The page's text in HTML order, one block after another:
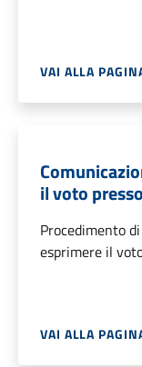
VAI ALLA
il voto
Procedimento
esprimere il
VAI ALLA